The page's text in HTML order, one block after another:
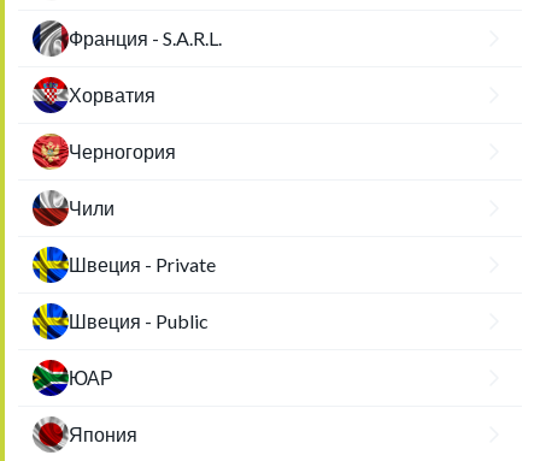
Франция - S.A.R.L.
Хорватия
Черногория
Чили
Швеция - Private
Швеция - Public
ЮАР
Япония